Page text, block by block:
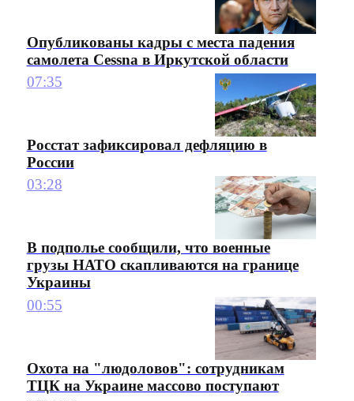
Опубликованы кадры с места падения
самолета Cessna в Иркутской области
07:35
Росстат зафиксировал дефляцию в
России
03:28
В подполье сообщили, что военные
грузы НАТО скапливаются на границе
Украины
00:55
Охота на "людоловов": сотрудникам
ТЦК на Украине массово поступают